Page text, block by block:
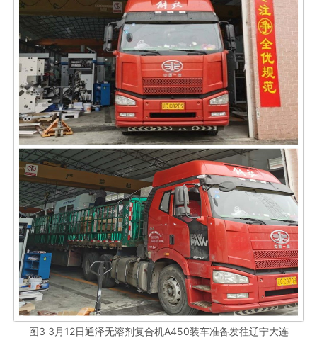
图3 3月12日通泽无溶剂复合机A450装车准备发往辽宁大连